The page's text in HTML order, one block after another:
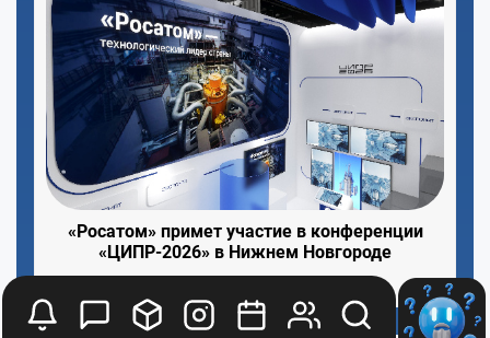
«Росатом» примет участие в конференции
«ЦИПР-2026» в Нижнем Новгороде
ПРЕСС-РЕЛИЗ